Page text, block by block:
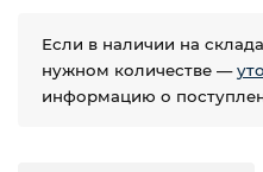
Если в наличии на
нужном количестве —
информацию о